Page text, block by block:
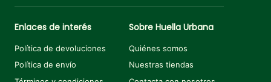
Enlaces de interés
Política de devoluciones
Política de envío
Sobre Huella Urbana
Quiénes somos
Nuestras tiendas